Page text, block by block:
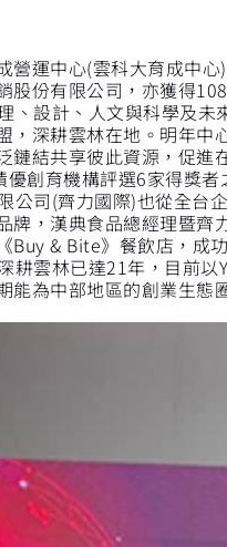
營運中心(雲科大育成中
份有限公司，亦獲得
設計、人文與科學及未
，深耕雲林在地。明年
鏈結共享彼此資源，促
創育機構評選6家得獎者
司(齊力國際)也從全台
牌，漢典食品總經理暨
Buy & Bite》餐飲店，成
雲林已達21年，目前
能為中部地區的創業生